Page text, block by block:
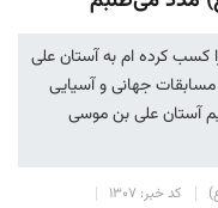
کسب کرده ام به آستان علی
جهانی و آسیایی
آستان علی بن موسی
کد خبر: ۱۳۰۷